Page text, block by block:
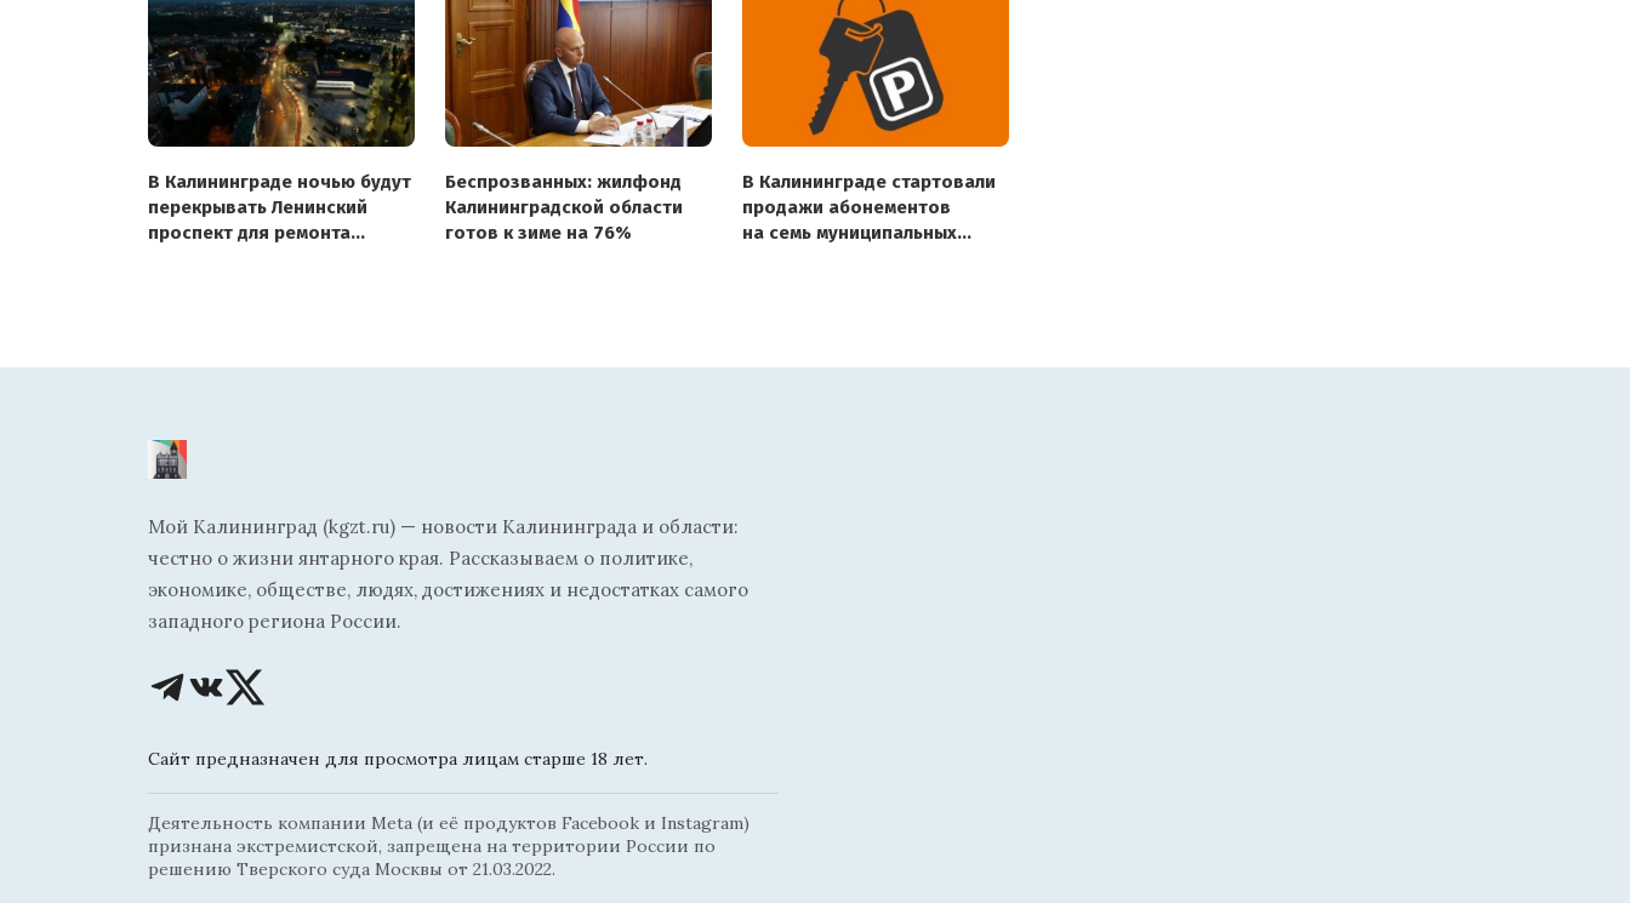
В Калининграде ночью будут
перекрывать Ленинский
проспект для ремонта
Беспрозванных: жилфонд
Калининградской области
готов к зиме на 76%
В Калининграде стартовали
продажи абонементов
на семь муниципальных
Мой Калининград (kgzt.ru) — новости Калининграда и области:
честно о жизни янтарного края. Рассказываем о политике,
экономике, обществе, людях, достижениях и недостатках самого
западного региона России.
Сайт предназначен для просмотра лицам старше 18 лет.
Деятельность компании Meta (и её продуктов Facebook и Instagram)
признана экстремистской, запрещена на территории России по
решению Тверского суда Москвы от 21.03.2022.